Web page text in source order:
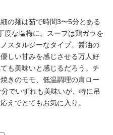
の麺は茹で時間3〜5分とある
度な塩梅に。スープは鶏ガラを
スタルジーなタイプ。醤油の
しい甘みを感じさせる万人好
も美味いと感じるだろう。チ
きのモモ、低温調理の肩ロー
でいずれも美味いが、特に吊
えでとてもお気に入り。